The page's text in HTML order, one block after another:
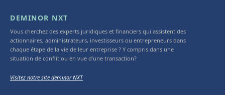
DEMINOR NXT
Vous cherchez des experts juridiques et financiers qui assistent des
actionnaires, administrateurs, investisseurs ou entrepreneurs dans
chaque étape de la vie de leur entreprise ? Y compris dans une
situation de conflit ou en vue d’une transaction?
Visitez notre site deminor NXT